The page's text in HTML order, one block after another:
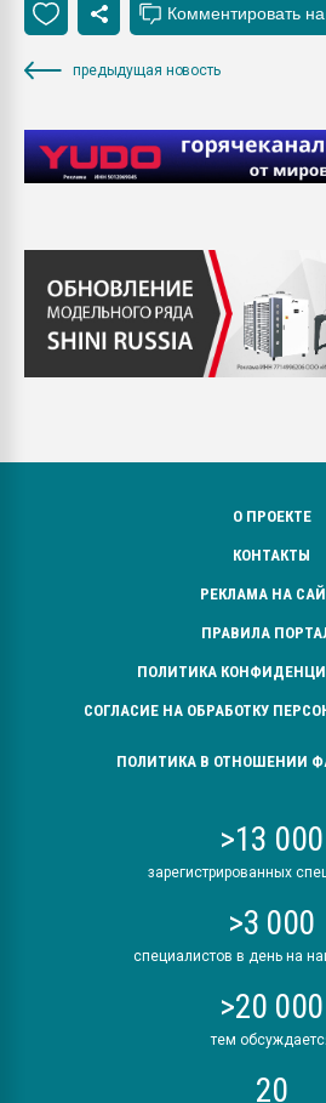
предыдущая новость
О ПРОЕКТЕ
КОНТАКТЫ
РЕКЛАМА НА
ПРАВИЛА
ПОЛИТИКА
СОГЛАСИЕ НА ОБРАБОТКУ
ПОЛИТИКА В ОТНОШЕНИИ
>13 000
зарегистрированных
>3 000
специалистов в день на
>20 000
тем
20